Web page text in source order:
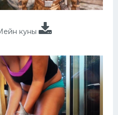
куны